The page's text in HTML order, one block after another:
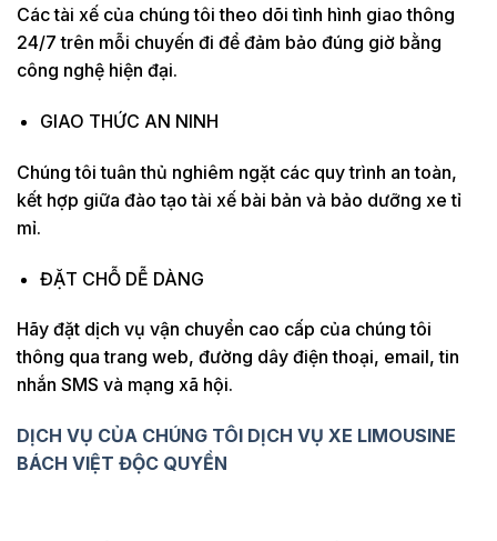
Các tài xế của chúng tôi theo dõi tình hình giao thông
24/7 trên mỗi chuyến đi để đảm bảo đúng giờ bằng
công nghệ hiện đại.
GIAO THỨC AN NINH
Chúng tôi tuân thủ nghiêm ngặt các quy trình an toàn,
kết hợp giữa đào tạo tài xế bài bản và bảo dưỡng xe tỉ
mỉ.
ĐẶT CHỖ DỄ DÀNG
Hãy đặt dịch vụ vận chuyển cao cấp của chúng tôi
thông qua trang web, đường dây điện thoại, email, tin
nhắn SMS và mạng xã hội.
DỊCH VỤ CỦA CHÚNG TÔI DỊCH VỤ XE LIMOUSINE
BÁCH VIỆT ĐỘC QUYỀN